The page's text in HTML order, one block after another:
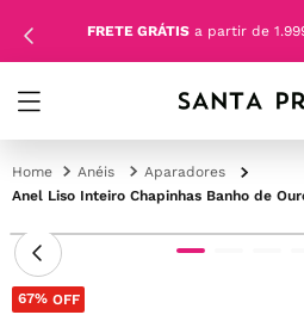
FRETE GRÁTIS a partir de
Anéis
Aparadores
Anel Liso Inteiro Chapinhas Banho de
67% OFF